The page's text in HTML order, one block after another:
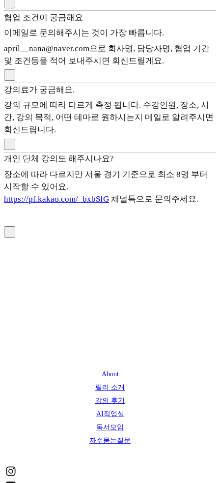
협업 조건이 궁금해요
이메일로 문의해주시는 것이 가장 빠릅니다.
april__nana@naver.com으로 회사명, 담당자명, 협업 기간
및 조건등을 적어 보내주시면 회신드릴게요.
강의료가 궁금해요.
강의 규모에 따라 다르게 측정 됩니다. 수강인원, 장소, 시
간, 강의 목적, 어떤 테마로 원하시는지 메일로 알려주시면
회신드립니다.
개인 단체 강의도 해주시나요?
장소에 따라 다르지만 서울 경기 기준으로 최소 8명 부터
시작할 수 있어요.
https://pf.kakao.com/_bxbSfG 채널톡으로 문의주세요.
About
릴리 소개
강의 후기
AI작업실
독서모임
자주묻는질문